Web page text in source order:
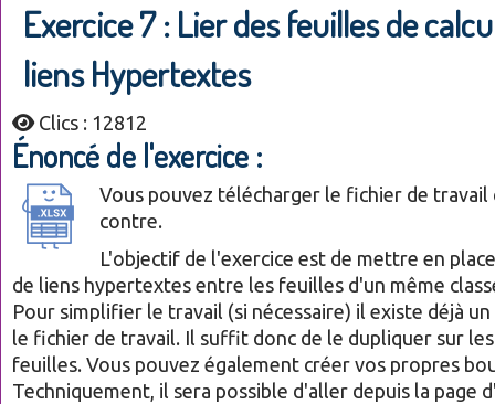
Exercice 7 : Lier des feuilles de
liens Hypertextes
Clics : 12812
Énoncé de l'exercice :
Vous pouvez télécharger le fichier de travail
contre.
L'objectif de l'exercice est de mettre en
de liens hypertextes entre les feuilles d'un même
Pour simplifier le travail (si nécessaire) il existe déjà
le fichier de travail. Il suffit donc de le dupliquer sur
feuilles. Vous pouvez également créer vos propres
Techniquement, il sera possible d'aller depuis la page